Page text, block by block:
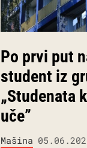
Po prvi put
student iz
„Studenata
uče”
Mašina